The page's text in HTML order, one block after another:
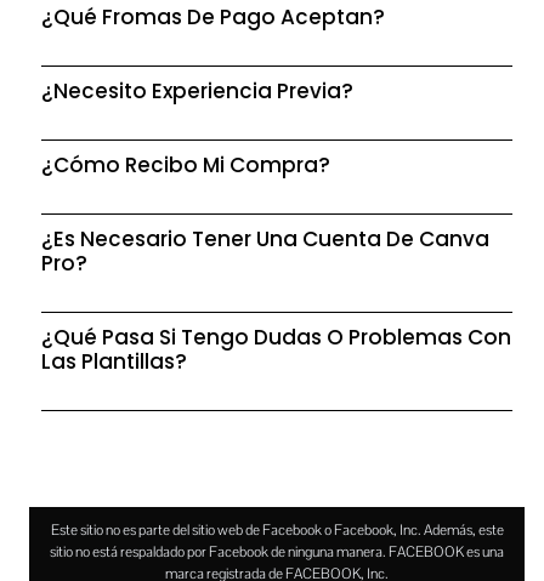
¿Qué Fromas De Pago Aceptan?
¿Necesito Experiencia Previa?
¿Cómo Recibo Mi Compra?
¿Es Necesario Tener Una Cuenta De Canva
Pro?
¿Qué Pasa Si Tengo Dudas O Problemas Con
Las Plantillas?
Este sitio no es parte del sitio web de Facebook o Facebook, Inc. Además, este
sitio no está respaldado por Facebook de ninguna manera. FACEBOOK es una
marca registrada de FACEBOOK, Inc.